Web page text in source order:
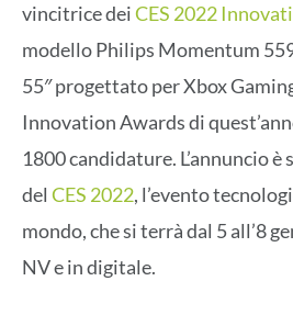
vincitrice deiCES 2022
modello Philips Momentum
55″ progettato per Xbox
Innovation Awards di
1800 candidature. L’annuncio
del CES 2022, l’evento
mondo, che si terrà dal 5 all’8
NV e in digitale.